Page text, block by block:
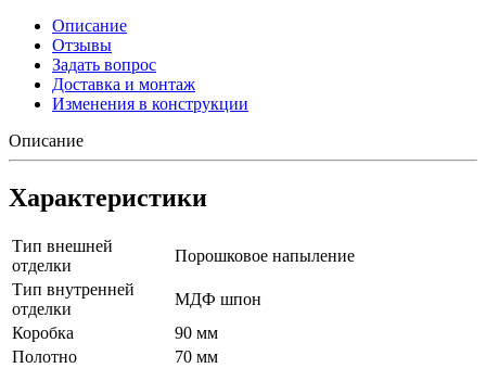
Описание
Отзывы
Задать вопрос
Доставка и монтаж
Изменения в конструкции
Описание
Характеристики
Тип внешней
отделки
Порошковое напыление
Тип внутренней
отделки
МДФ шпон
Коробка
90 мм
Полотно
70 мм